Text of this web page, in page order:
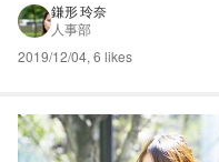
成し遂げようと日々奮闘する
で語る努力や想い。読めばきっ
鎌形 玲奈
人事部
2019/12/04, 6 likes